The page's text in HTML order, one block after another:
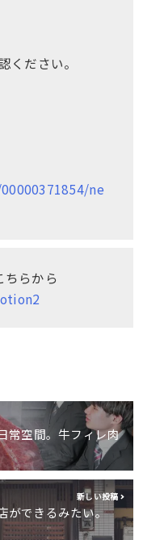
ください。
ne
ちらから
常空間。牛フィレ肉
新しい投稿
ができるみたい。